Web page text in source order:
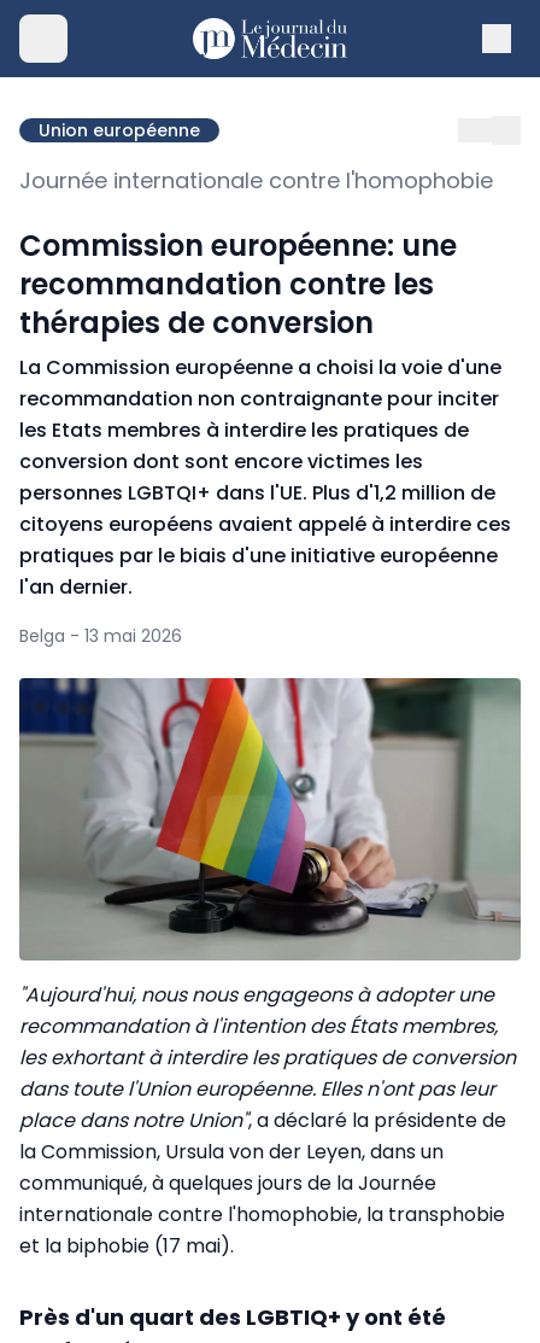
Union européenne
Journée internationale contre l'homophobie
Commission européenne: une
recommandation contre les
thérapies de conversion
La Commission européenne a choisi la voie d'une
recommandation non contraignante pour inciter
les Etats membres à interdire les pratiques de
conversion dont sont encore victimes les
personnes LGBTQI+ dans l'UE. Plus d'1,2 million de
citoyens européens avaient appelé à interdire ces
pratiques par le biais d'une initiative européenne
l'an dernier.
Belga - 13 mai 2026
"Aujourd'hui, nous nous engageons à adopter une
recommandation à l'intention des États membres,
les exhortant à interdire les pratiques de conversion
dans toute l'Union européenne. Elles n'ont pas leur
place dans notre Union", a déclaré la présidente de
la Commission, Ursula von der Leyen, dans un
communiqué, à quelques jours de la Journée
internationale contre l'homophobie, la transphobie
et la biphobie (17 mai).
Près d'un quart des LGBTIQ+ y ont été